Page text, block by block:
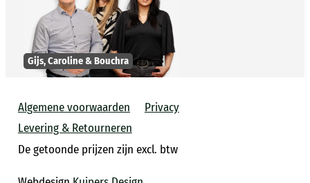
Gijs, Caroline & Bouchra
Algemene voorwaarden
Privacy
Levering & Retourneren
De getoonde prijzen zijn excl. btw